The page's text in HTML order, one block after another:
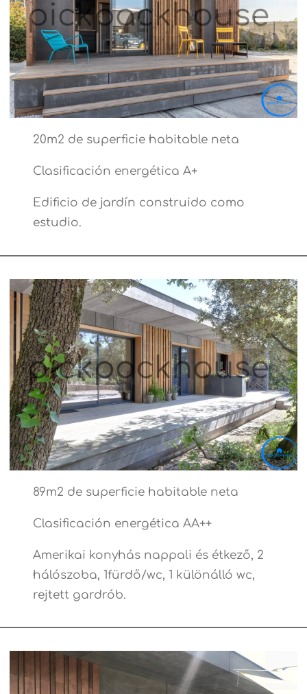
20m2 de superficie habitable neta
Clasificación energética A+
Edificio de jardín construido como
estudio.
89m2 de superficie habitable neta
Clasificación energética AA++
Amerikai konyhás nappali és étkező, 2
hálószoba, 1fürdő/wc, 1 különálló wc,
rejtett gardrób.